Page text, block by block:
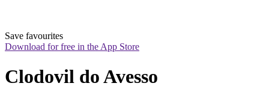
Save favourites
Download for free in the App Store
Clodovil do Avesso